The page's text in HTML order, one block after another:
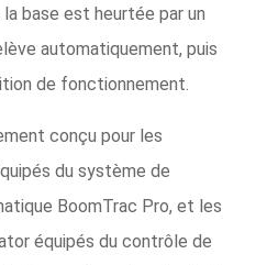
base est heurtée par un
automatiquement, puis
de fonctionnement.
conçu pour les
du système de
BoomTrac Pro, et les
équipés du contrôle de